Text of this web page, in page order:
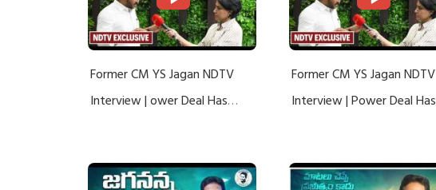
Former CM YS Jagan NDTV
Interview | ower Deal Has
Former CM YS Jagan NDTV
Interview | Power Deal Has